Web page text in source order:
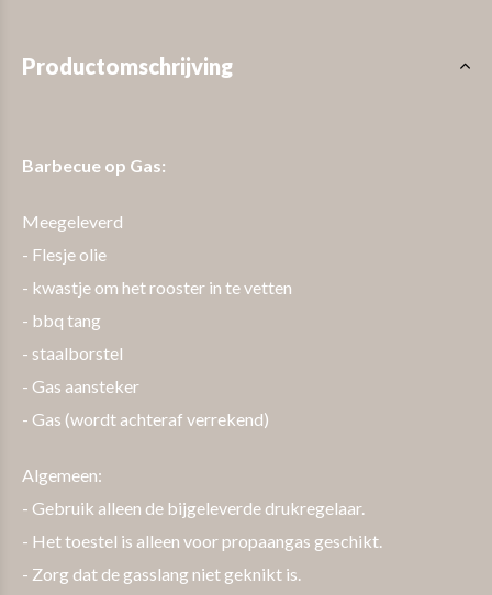
Productomschrijving
Barbecue op Gas:
Meegeleverd
- Flesje olie
- kwastje om het rooster in te vetten
- bbq tang
- staalborstel
- Gas aansteker
- Gas (wordt achteraf verrekend)
Algemeen:
- Gebruik alleen de bijgeleverde drukregelaar.
- Het toestel is alleen voor propaangas geschikt.
- Zorg dat de gasslang niet geknikt is.